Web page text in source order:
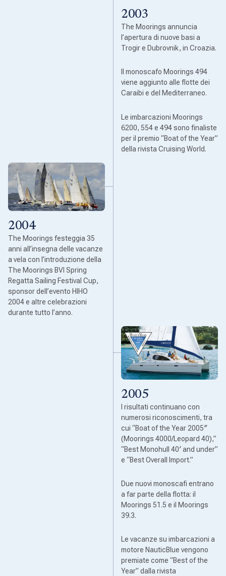
2003
The Moorings annuncia
l’apertura di nuove basi a
Trogir e Dubrovnik, in Croazia.
Il monoscafo Moorings 494
viene aggiunto alle flotte dei
Caraibi e del Mediterraneo.
Le imbarcazioni Moorings
6200, 554 e 494 sono finaliste
per il premio “Boat of the Year”
della rivista Cruising World.
2004
The Moorings festeggia 35
anni all’insegna delle vacanze
a vela con l’introduzione della
The Moorings BVI Spring
Regatta Sailing Festival Cup,
sponsor dell’evento HIHO
2004 e altre celebrazioni
durante tutto l’anno.
2005
I risultati continuano con
numerosi riconoscimenti, tra
cui “Boat of the Year 2005″
(Moorings 4000/Leopard 40),”
“Best Monohull 40′ and under”
e “Best Overall Import.”
Due nuovi monoscafi entrano
a far parte della flotta: il
Moorings 51.5 e il Moorings
39.3.
Le vacanze su imbarcazioni a
motore NauticBlue vengono
premiate come “Best of the
Year” dalla rivista